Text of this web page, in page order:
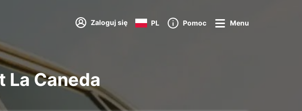
Zaloguj się PL Pomoc Menu
Caneda